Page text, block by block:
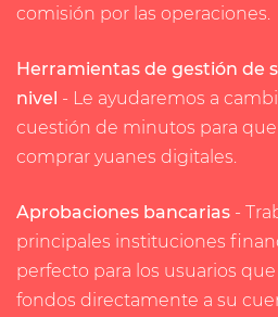
comisión por las operaciones.
Herramientas de gestión de
nivel - Le ayudaremos a
cuestión de minutos para
comprar yuanes digitales.
Aprobaciones bancarias -
principales instituciones
perfecto para los usuarios
fondos directamente a su